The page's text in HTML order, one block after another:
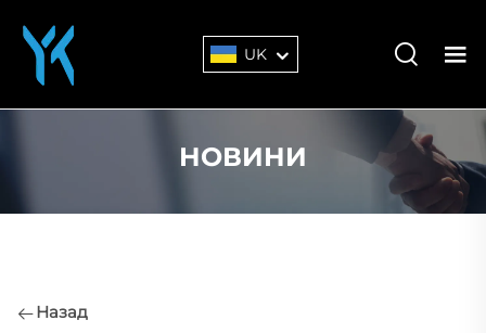
UK
НОВИНИ
Назад